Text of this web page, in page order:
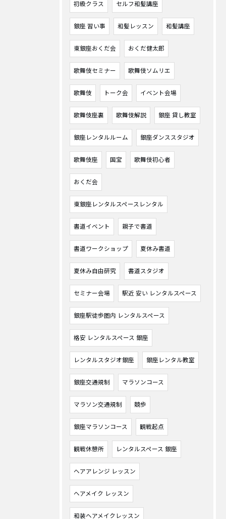
初級クラス セルフ和髪講座
銀座 習い事 和髪レッスン 和髪講座
東銀座おくだ会 おくだ健太郎
歌舞伎セミナー 歌舞伎ソムリエ
歌舞伎 トーク会 イベント会場
歌舞伎座裏 歌舞伎解説 銀座 貸し教室
銀座レンタルルーム 銀座ダンススタジオ
歌舞伎座 国宝 歌舞伎初心者
おくだ会
東銀座レンタルスペースレンタル
書道イベント 親子で書道
書道ワークショップ 夏休み書道
夏休み自由研究 書道スタジオ
セミナー会場 駅近 安い レンタルスペース
銀座駅徒歩圏内 レンタルスペース
格安 レンタルスペース 銀座
レンタルスタジオ銀座 銀座レンタル教室
銀座交通規制 マラソンコース
マラソン交通規制 競歩
銀座マラソンコース 観戦起点
観戦休憩所 レンタルスペース 銀座
ヘアアレンジ レッスン
ヘアメイク レッスン
和装ヘアメイクレッスン